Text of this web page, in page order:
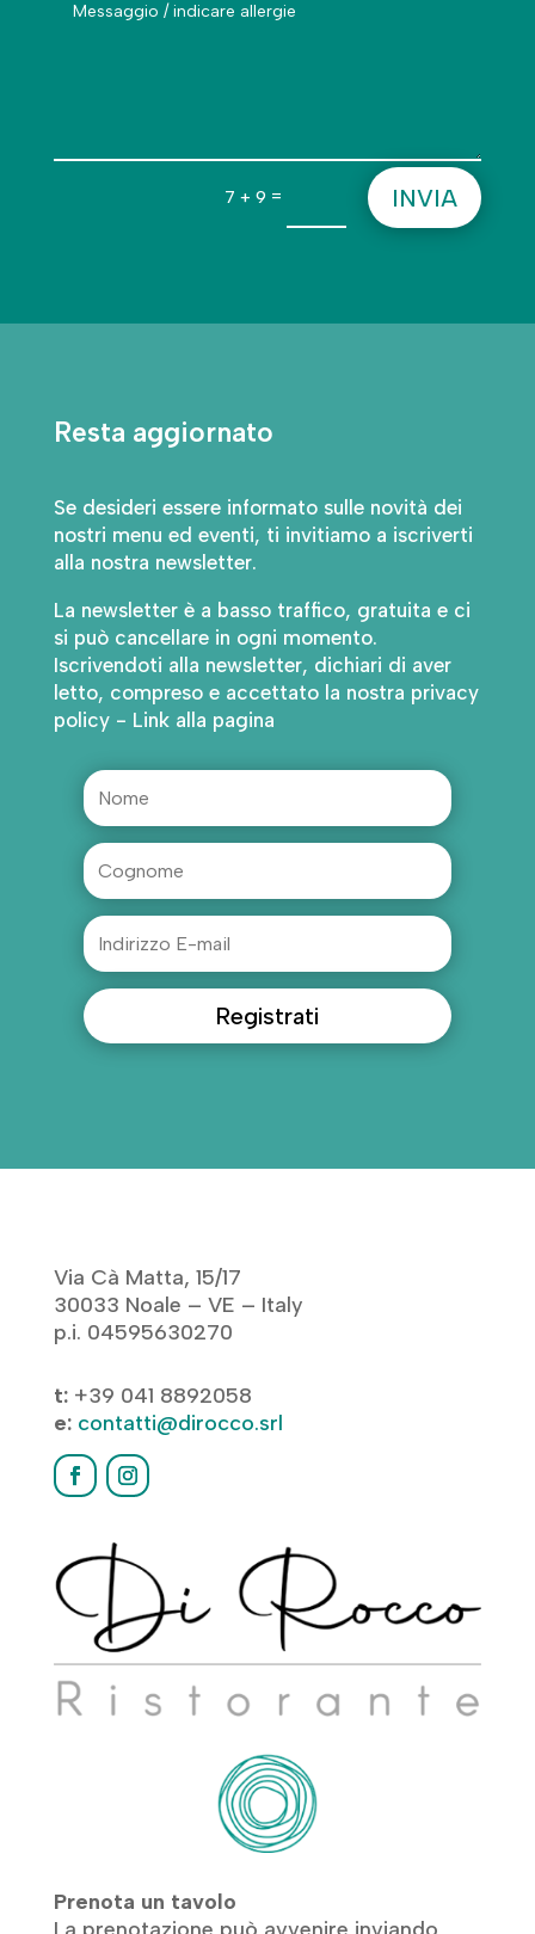
7 + 9 = INVIA
Resta aggiornato
Se desideri essere informato sulle novità dei
nostri menu ed eventi, ti invitiamo a iscriverti
alla nostra newsletter.
La newsletter è a basso traffico, gratuita e ci
si può cancellare in ogni momento.
Iscrivendoti alla newsletter, dichiari di aver
letto, compreso e accettato la nostra privacy
policy - Link alla pagina
Registrati
Via Cà Matta, 15/17
30033 Noale – VE – Italy
p.i. 04595630270
t:+39 041 8892058
e: contatti@dirocco.srl
Prenota un tavolo